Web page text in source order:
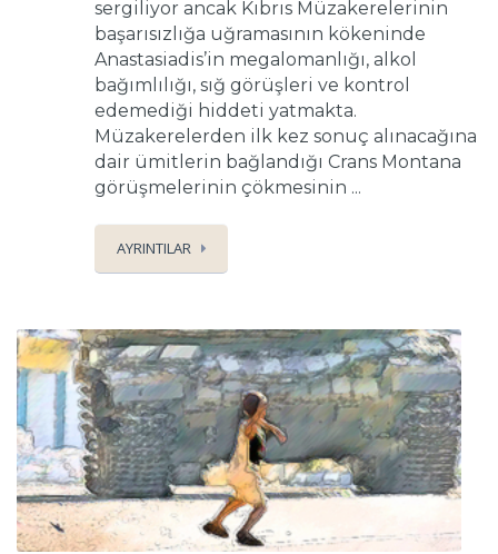
sergiliyor ancak Kıbrıs Müzakerelerinin
başarısızlığa uğramasının kökeninde
Anastasiadis’in megalomanlığı, alkol
bağımlılığı, sığ görüşleri ve kontrol
edemediği hiddeti yatmakta.
Müzakerelerden ilk kez sonuç alınacağına
dair ümitlerin bağlandığı Crans Montana
görüşmelerinin çökmesinin ...
AYRINTILAR